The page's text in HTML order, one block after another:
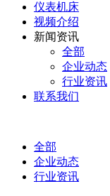
仪表机床
视频介绍
新闻资讯
全部
企业动态
行业资讯
联系我们
全部
企业动态
行业资讯